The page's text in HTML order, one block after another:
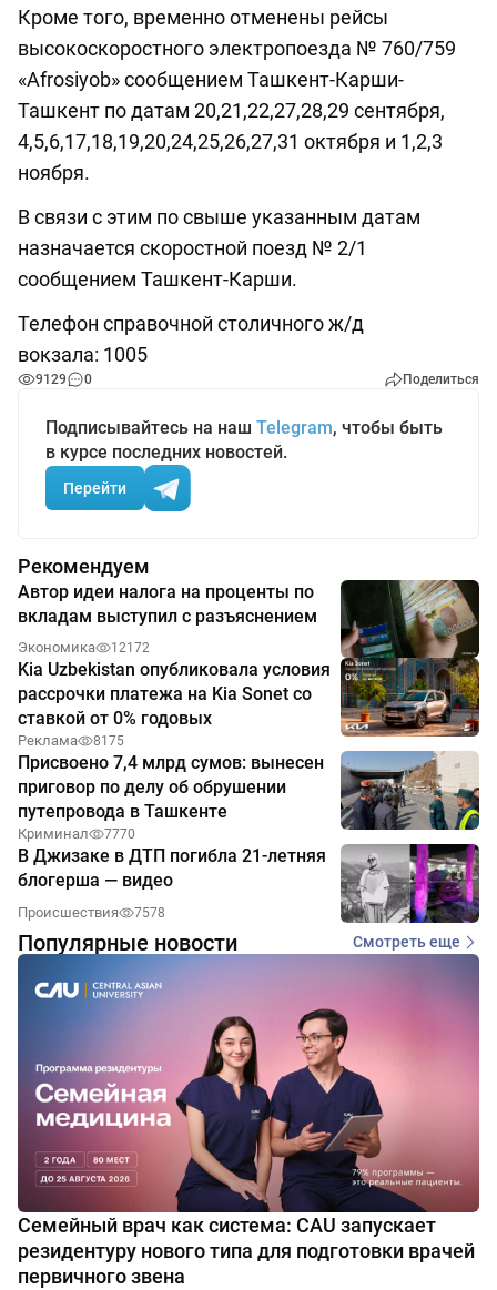
Кроме того, временно отменены рейсы
высокоскоростного электропоезда № 760/759
«Afrosiyob» сообщением Ташкент-Карши-
Ташкент по датам 20,21,22,27,28,29 сентября,
4,5,6,17,18,19,20,24,25,26,27,31 октября и 1,2,3
ноября.
В связи с этим по свыше указанным датам
назначается скоростной поезд № 2/1
сообщением Ташкент-Карши.
Телефон справочной столичного ж/д
вокзала: 1005
9129 0 Поделиться
Подписывайтесь на наш Telegram, чтобы быть
в курсе последних новостей.
Перейти
Рекомендуем
Автор идеи налога на проценты по
вкладам выступил с разъяснением
Экономика 12172
Kia Uzbekistan опубликовала условия
рассрочки платежа на Kia Sonet со
ставкой от 0% годовых
Реклама 8175
Присвоено 7,4 млрд сумов: вынесен
приговор по делу об обрушении
путепровода в Ташкенте
Криминал 7770
В Джизаке в ДТП погибла 21-летняя
блогерша — видео
Происшествия 7578
Популярные новости Смотреть еще
Семейный врач как система: CAU запускает
резидентуру нового типа для подготовки врачей
первичного звена